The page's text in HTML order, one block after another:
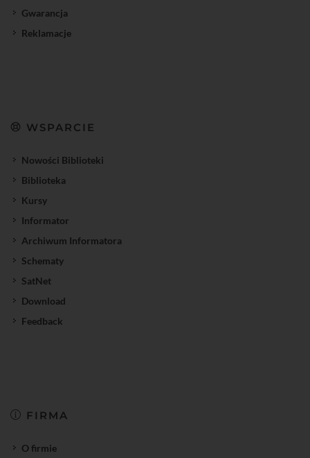
Gwarancja
Reklamacje
WSPARCIE
Nowości Biblioteki
Biblioteka
Kursy
Informator
Archiwum Informatora
Schematy
SatNet
Download
Feedback
FIRMA
O firmie